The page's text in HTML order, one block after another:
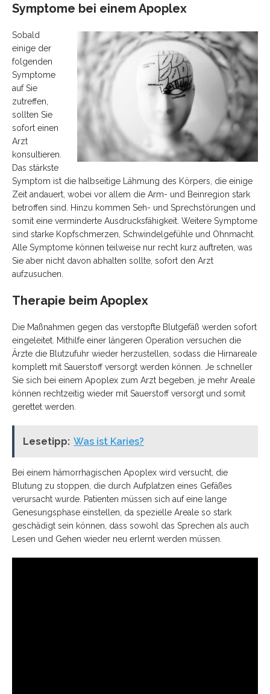
Symptome bei einem Apoplex
Sobald
einige der
folgenden
Symptome
auf Sie
zutreffen,
sollten Sie
sofort einen
Arzt
konsultieren.
Das stärkste
Symptom ist die halbseitige Lähmung des Körpers, die einige
Zeit andauert, wobei vor allem die Arm- und Beinregion stark
betroffen sind. Hinzu kommen Seh- und Sprechstörungen und
somit eine verminderte Ausdrucksfähigkeit. Weitere Symptome
sind starke Kopfschmerzen, Schwindelgefühle und Ohnmacht.
Alle Symptome können teilweise nur recht kurz auftreten, was
Sie aber nicht davon abhalten sollte, sofort den Arzt
aufzusuchen.
Therapie beim Apoplex
Die Maßnahmen gegen das verstopfte Blutgefäß werden sofort
eingeleitet. Mithilfe einer längeren Operation versuchen die
Ärzte die Blutzufuhr wieder herzustellen, sodass die Hirnareale
komplett mit Sauerstoff versorgt werden können. Je schneller
Sie sich bei einem Apoplex zum Arzt begeben, je mehr Areale
können rechtzeitig wieder mit Sauerstoff versorgt und somit
gerettet werden.
Lesetipp: Was ist Karies?
Bei einem hämorrhagischen Apoplex wird versucht, die
Blutung zu stoppen, die durch Aufplatzen eines Gefäßes
verursacht wurde. Patienten müssen sich auf eine lange
Genesungsphase einstellen, da spezielle Areale so stark
geschädigt sein können, dass sowohl das Sprechen als auch
Lesen und Gehen wieder neu erlernt werden müssen.